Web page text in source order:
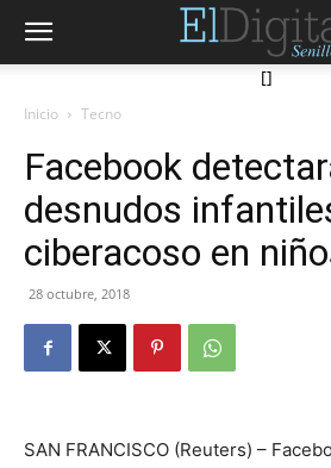
[]
Inicio Tecno
Facebook
desnudos
ciberacoso en
28 octubre, 2018
SAN FRANCISCO (Reuters) –